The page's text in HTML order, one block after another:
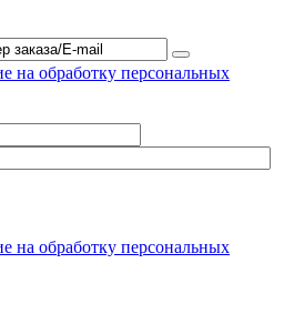
на обработку персональных
на обработку персональных